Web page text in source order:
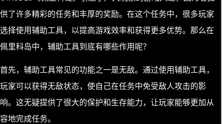
供了许多精彩的任务和丰厚的奖励。在这个任务中，很多玩家
选择使用辅助工具，以提高游戏效率和获得更多优势。那么在
佩里科岛中，辅助工具到底有哪些作用呢？
首先，辅助工具常见的功能之一是无敌。通过使用辅助工具，
玩家可以获得无敌状态，使自己在任务中免受敌人攻击的影
响。这无疑提供了很大的保护和生存能力，让玩家能够更加从
容地完成任务。